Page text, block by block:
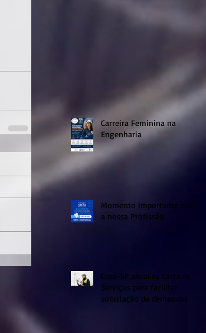
Carreira Feminina na
Engenharia
Momento Importante para
a nossa Profissão
Crea-SP atualiza Carta de
Serviços para facilitar
solicitação de demandas